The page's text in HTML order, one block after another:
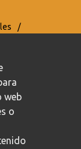
/
web
o